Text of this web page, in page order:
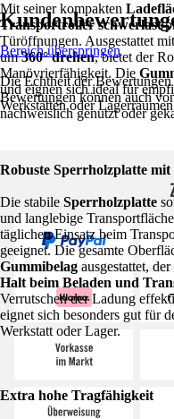
Mit seiner kompakten
Transportroller schwerlast
Türöffnungen. Ausgestattet mit
um360° drehen, bietet der
Manövrierfähigkeit. Die
und eignen sich ideal für
Werkstätten oder
Robuste Sperrholzplatte
Die stabile Sperrholzplatte
und langlebige
täglichen Einsatz beim
geeignet. Die gesamte
Gummibelag ausgestattet,
Halt beim Beladen und
Verrutschen der Ladung
eignet sich besonders gut für
Werkstatt oder Lager.
Extra hohe Tragfähigkeit
Bereich überspringen
Die Echtheit der
Bewertungen können auch
nachweislich genutzt oder